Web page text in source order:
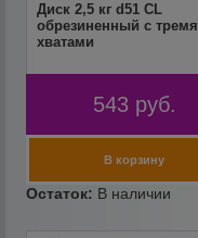
Диск 2,5 кг d51 CL
обрезиненный с тремя
хватами
543 руб.